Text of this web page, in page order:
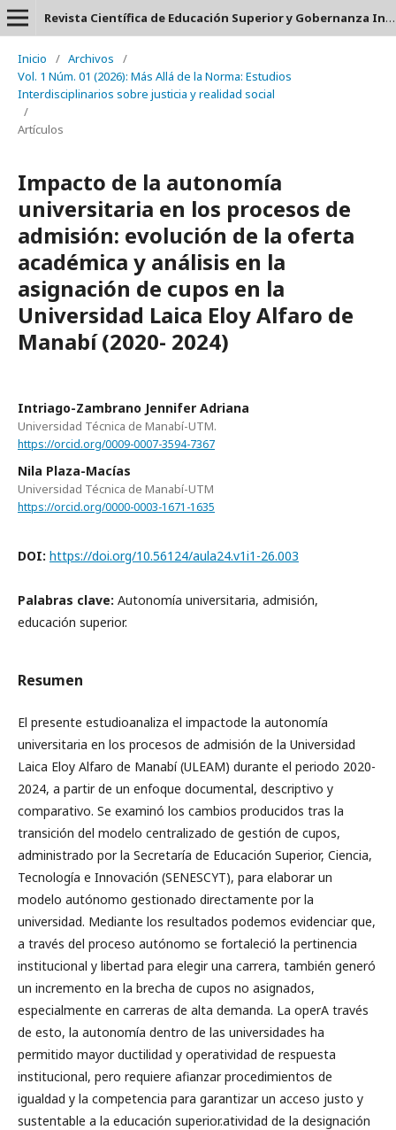
Revista Científica de Educación Superior y Gobernanza Interuniversitaria Aula 24 - ISSN: 2953-660X
Inicio / Archivos
/
Vol. 1 Núm. 01 (2026): Más Allá de la Norma: Estudios
Interdisciplinarios sobre justicia y realidad social
/
Artículos
Impacto de la autonomía
universitaria en los procesos de
admisión: evolución de la oferta
académica y análisis en la
asignación de cupos en la
Universidad Laica Eloy Alfaro de
Manabí (2020- 2024)
Intriago-Zambrano Jennifer Adriana
Universidad Técnica de Manabí-UTM.
https://orcid.org/0009-0007-3594-7367
Nila Plaza-Macías
Universidad Técnica de Manabí-UTM
https://orcid.org/0000-0003-1671-1635
DOI: https://doi.org/10.56124/aula24.v1i1-26.003
Palabras clave: Autonomía universitaria, admisión,
educación superior.
Resumen
El presente estudioanaliza el impactode la autonomía
universitaria en los procesos de admisión de la Universidad
Laica Eloy Alfaro de Manabí (ULEAM) durante el periodo 2020-
2024, a partir de un enfoque documental, descriptivo y
comparativo. Se examinó los cambios producidos tras la
transición del modelo centralizado de gestión de cupos,
administrado por la Secretaría de Educación Superior, Ciencia,
Tecnología e Innovación (SENESCYT), para elaborar un
modelo autónomo gestionado directamente por la
universidad. Mediante los resultados podemos evidenciar que,
a través del proceso autónomo se fortaleció la pertinencia
institucional y libertad para elegir una carrera, también generó
un incremento en la brecha de cupos no asignados,
especialmente en carreras de alta demanda. La operA través
de esto, la autonomía dentro de las universidades ha
permitido mayor ductilidad y operatividad de respuesta
institucional, pero requiere afianzar procedimientos de
igualdad y la competencia para garantizar un acceso justo y
sustentable a la educación superior.atividad de la designación